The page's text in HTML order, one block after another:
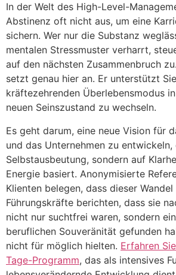
In der Welt des High-Level-
Abstinenz oft nicht aus, um eine
sichern. Wer nur die Substanz
mentalen Stressmuster verharrt,
auf den nächsten Zusammenbruch
setzt genau hier an. Er unterstützt
kräftezehrenden Überlebensmodus
neuen Seinszustand zu wechseln.
Es geht darum, eine neue Vision für
und das Unternehmen zu
Selbstausbeutung, sondern auf
Energie basiert. Anonymisierte
Klienten belegen, dass dieser
Führungskräfte berichten, dass sie
nicht nur suchtfrei waren, sondern
beruflichen Souveränität gefunden
nicht für möglich hielten. Erfahren
Tage-Programm, das als intensives